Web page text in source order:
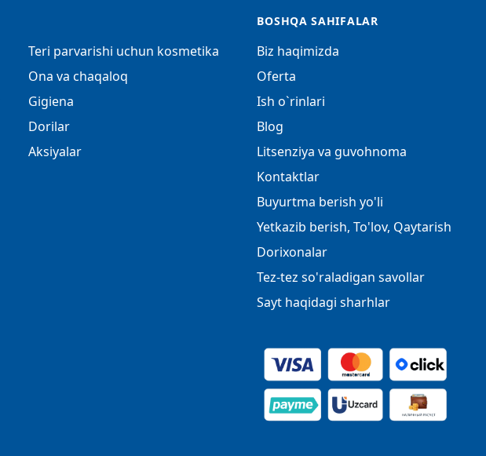
Teri parvarishi uchun kosmetika
Ona va chaqaloq
Gigiena
Dorilar
Aksiyalar
BOSHQA SAHIFALAR
Biz haqimizda
Oferta
Ish o`rinlari
Blog
Litsenziya va guvohnoma
Kontaktlar
Buyurtma berish yo'li
Yetkazib berish, To'lov, Qaytarish
Dorixonalar
Tez-tez so'raladigan savollar
Sayt haqidagi sharhlar